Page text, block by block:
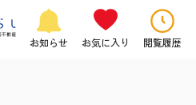
お知らせ お気に入り 閲覧履歴